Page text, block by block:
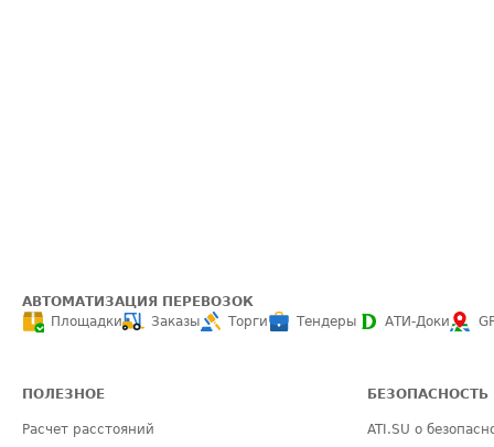
АВТОМАТИЗАЦИЯ ПЕРЕВОЗОК
Площадки
Заказы Торги Тендеры АТИ-Доки
ПОЛЕЗНОЕ
Расчет расстояний
БЕЗОПАСНОСТЬ
ATI.SU о